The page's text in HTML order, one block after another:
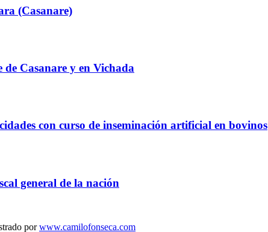
(Casanare)
Casanare y en Vichada
con curso de inseminación artificial en bovinos
general de la nación
porwww.camilofonseca.com